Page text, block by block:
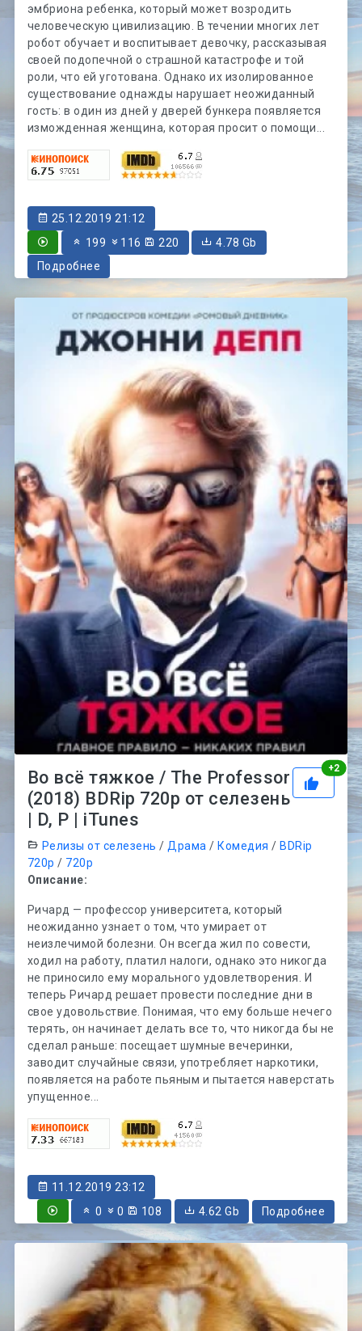
эмбриона ребенка, который может возродить
человеческую цивилизацию. В течении многих лет
робот обучает и воспитывает девочку, рассказывая
своей подопечной о страшной катастрофе и той
роли, что ей уготована. Однако их изолированное
существование однажды нарушает неожиданный
гость: в один из дней у дверей бункера появляется
изможденная женщина, которая просит о помощи...
25.12.2019 21:12
199
116 220
4.78 Gb
Подробнее
+2
Во всё тяжкое / The Professor
(2018) BDRip 720p от селезень
| D, P | iTunes
Релизы от селезень / Драма / Комедия / BDRip
720p / 720p
Описание:
Ричард — профессор университета, который
неожиданно узнает о том, что умирает от
неизлечимой болезни. Он всегда жил по совести,
ходил на работу, платил налоги, однако это никогда
не приносило ему морального удовлетворения. И
теперь Ричард решает провести последние дни в
свое удовольствие. Понимая, что ему больше нечего
терять, он начинает делать все то, что никогда бы не
сделал раньше: посещает шумные вечеринки,
заводит случайные связи, употребляет наркотики,
появляется на работе пьяным и пытается наверстать
упущенное...
11.12.2019 23:12
0
0 108 4.62 Gb Подробнее